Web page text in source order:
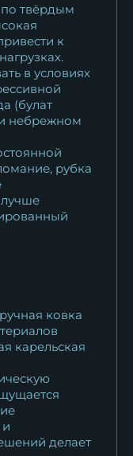
твёрдым
к
в условиях
(булат
небрежном
рубка
ковка
карельская
делает